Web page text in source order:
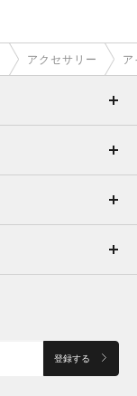
アクセサリー
登録する